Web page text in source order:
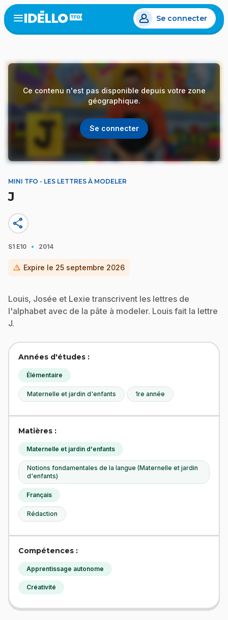
Aller
au
contenu
Open
menu
Se connecter
Ce contenu n'est pas disponible depuis votre zone
géographique.
Se connecter
MINI TFO - LES LETTRES À MODELER
J
share
S1 E10 · 2014
warning Expire le 25 septembre 2026
Louis, Josée et Lexie transcrivent les lettres de
l'alphabet avec de la pâte à modeler. Louis fait la lettre
J.
Années d'études :
Élémentaire
Maternelle et jardin d'enfants 1re année
Matières :
Maternelle et jardin d'enfants
Notions fondamentales de la langue (Maternelle et jardin
d'enfants)
Français
Rédaction
Compétences :
Apprentissage autonome
Créativité